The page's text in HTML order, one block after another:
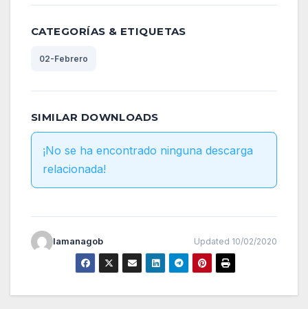
CATEGORÍAS & ETIQUETAS
02-Febrero
SIMILAR DOWNLOADS
¡No se ha encontrado ninguna descarga
relacionada!
lamanagob Updated 10/02/2020